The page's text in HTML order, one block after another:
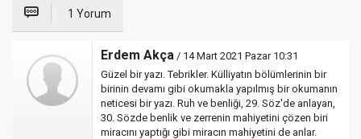
1 Yorum
Erdem Akça / 14 Mart 2021 Pazar 10:31
Güzel bir yazı. Tebrikler. Külliyatın bölümlerinin bir
birinin devamı gibi okumakla yapılmış bir okumanın
neticesi bir yazı. Ruh ve benliği, 29. Söz'de anlayan,
30. Sözde benlik ve zerrenin mahiyetini çözen biri
miracını yaptığı gibi miracın mahiyetini de anlar.